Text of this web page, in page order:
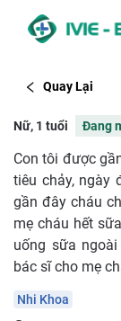
Quay Lại
Nữ, 1 tuổi Đang
Con tôi được
tiêu chảy, ngày
gần đây cháu
mẹ cháu hết
uống sữa
bác sĩ cho mẹ
Nhi Khoa